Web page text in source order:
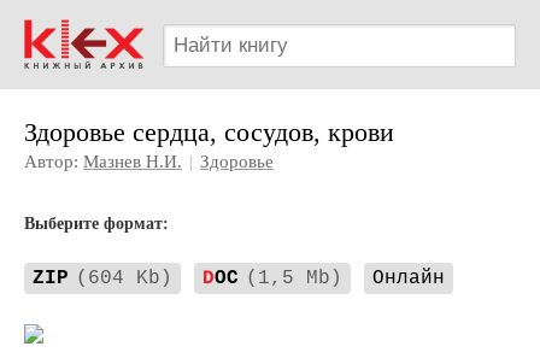
Здоровье сердца, сосудов, крови
Автор: Мазнев Н.И. | Здоровье
Выберите формат:
ZIP (604 Kb) DOC (1,5 Mb) Онлайн